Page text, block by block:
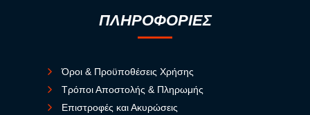
ΠΛΗΡΟΦΟΡΙΕΣ
Όροι & Προϋποθέσεις Χρήσης
Τρόποι Αποστολής & Πληρωμής
Επιστροφές και Ακυρώσεις